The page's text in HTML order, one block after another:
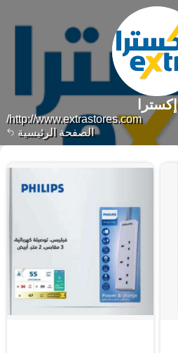
الصفحة الرئيسية
http://www.extrastores.com/
إكسترا